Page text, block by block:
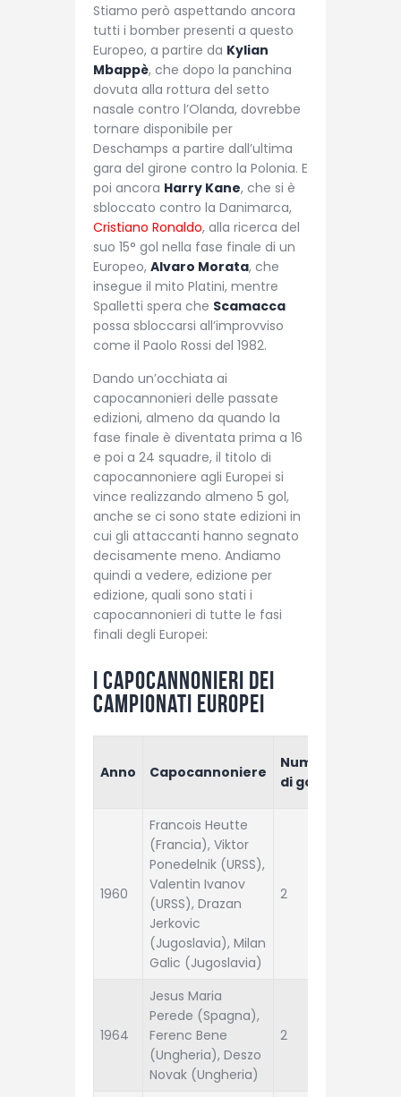
Stiamo però aspettando ancora
tutti i bomber presenti a questo
Europeo, a partire da Kylian
Mbappè, che dopo la panchina
dovuta alla rottura del setto
nasale contro l’Olanda, dovrebbe
tornare disponibile per
Deschamps a partire dall’ultima
gara del girone contro la Polonia. E
poi ancora Harry Kane, che si è
sbloccato contro la Danimarca,
Cristiano Ronaldo, alla ricerca del
suo 15° gol nella fase finale di un
Europeo, Alvaro Morata, che
insegue il mito Platini, mentre
Spalletti spera che Scamacca
possa sbloccarsi all’improvviso
come il Paolo Rossi del 1982.
Dando un’occhiata ai
capocannonieri delle passate
edizioni, almeno da quando la
fase finale è diventata prima a 16
e poi a 24 squadre, il titolo di
capocannoniere agli Europei si
vince realizzando almeno 5 gol,
anche se ci sono state edizioni in
cui gli attaccanti hanno segnato
decisamente meno. Andiamo
quindi a vedere, edizione per
edizione, quali sono stati i
capocannonieri di tutte le fasi
finali degli Europei:
I capocannonieri dei
Campionati Europei
Anno Capocannoniere
Numero
di gol
1960
Francois Heutte
(Francia), Viktor
Ponedelnik (URSS),
Valentin Ivanov
(URSS), Drazan
Jerkovic
(Jugoslavia), Milan
Galic (Jugoslavia)
2
1964
Jesus Maria
Perede (Spagna),
Ferenc Bene
(Ungheria), Deszo
Novak (Ungheria)
2